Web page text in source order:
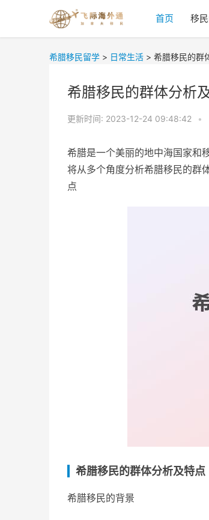
首页 移
希腊移民留学 > 日常生活 > 希腊移民的群
希腊移民的群体分析
更新时间: 2023-12-24 09:48:42 •
希腊是一个美丽的地中海国家和
将从多个角度分析希腊移民的群
点
希腊移民的群体分析及特点
希腊移民的背景